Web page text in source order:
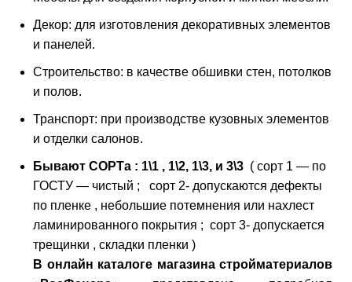
Декор: для изготовления декоративных элементов
и панелей.
Строительство: в качестве обшивки стен, потолков
и полов.
Транспорт: при производстве кузовных элементов
и отделки салонов.
Бывают СОРТа : 1\1 , 1\2, 1\3, и 3\3 ( сорт 1 — по
ГОСТУ — чистый ; сорт 2- допускаются дефекты
по пленке , небольшие потемнения или нахлест
ламинированного покрытия ; сорт 3- допускается
трещинки , складки пленки )
В онлайн каталоге магазина стройматериалов